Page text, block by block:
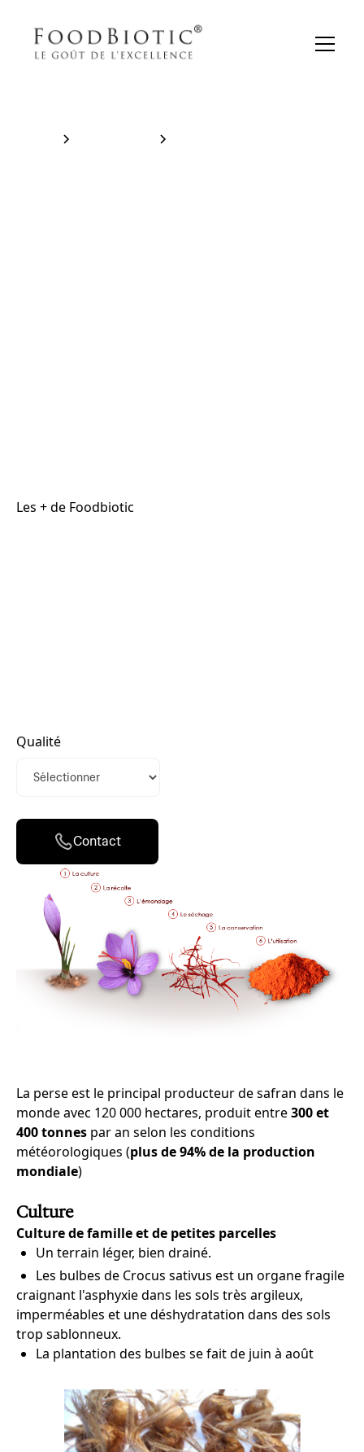
Les + de Foodbiotic
Qualité
Contact
La perse est le principal producteur de safran dans le
monde avec 120 000 hectares, produit entre300 et
400 tonnes par an selon les conditions
météorologiques (plus de 94% de la production
mondiale)
Culture
Culture de famille et de petites parcelles
Un terrain léger, bien drainé.
Les bulbes de Crocus sativus est un organe fragile
craignant l'asphyxie dans les sols très argileux,
imperméables et une déshydratation dans des sols
trop sablonneux.
La plantation des bulbes se fait de juin à août